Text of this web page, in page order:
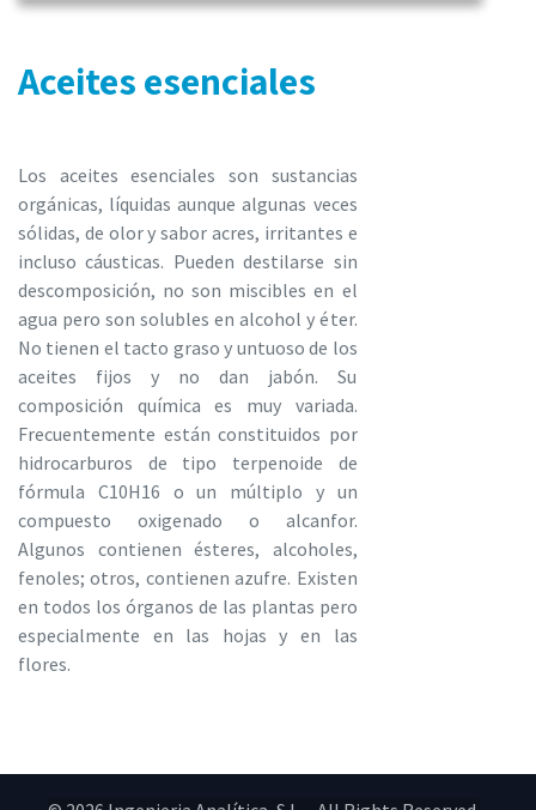
Aceites esenciales
Los aceites esenciales son sustancias
orgánicas, líquidas aunque algunas veces
sólidas, de olor y sabor acres, irritantes e
incluso cáusticas. Pueden destilarse sin
descomposición, no son miscibles en el
agua pero son solubles en alcohol y éter.
No tienen el tacto graso y untuoso de los
aceites fijos y no dan jabón. Su
composición química es muy variada.
Frecuentemente están constituidos por
hidrocarburos de tipo terpenoide de
fórmula C10H16 o un múltiplo y un
compuesto oxigenado o alcanfor.
Algunos contienen ésteres, alcoholes,
fenoles; otros, contienen azufre. Existen
en todos los órganos de las plantas pero
especialmente en las hojas y en las
flores.